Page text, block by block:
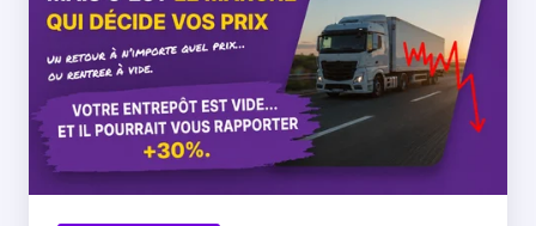
de
transport
grâce
au
stockage
logistique